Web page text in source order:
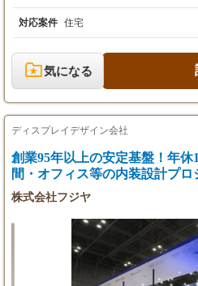
す。
※賞与年2回
＜設計歩合
き、インセ
同じ）
間～4ヶ月まで様々 木造（新
会社と案件を進めるため調整し易
の流れ＞ ▼社内での打合せ
ヒアリングし、どのような家
の際、過去の事例やSNSの画
素材を集めます。 ▼施主様と
土地ごとの建築規制状況や周
見合った建築が可能かどうか
ルがたくさんあるため、必ず
ます。 ▼コンセプトの構築＆
調査をもとに、建築のコン
計・打合せ 定期的に打合せの
ぎ 工務担当者に完成した設
様のご要望・お考えを共有します。 【仕事の特徴】
はお客様の要望をご予算内
完全自由設計だからこそ、や
対応案件 住宅
気になる
ディスプレイデザイン会社
創業95年以上の安定基盤！年
間・オフィス等の内装設計プ
活かしませんか？
株式会社フジヤ